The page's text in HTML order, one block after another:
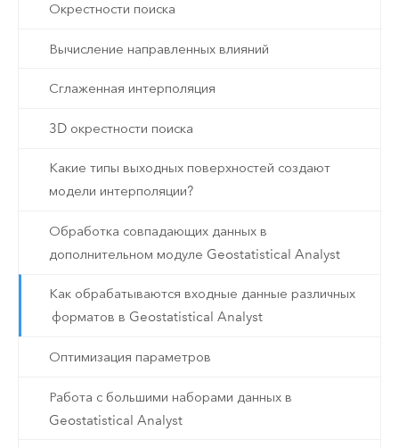
Окрестности поиска
Вычисление направленных влияний
Сглаженная интерполяция
3D окрестности поиска
Какие типы выходных поверхностей создают
модели интерполяции?
Обработка совпадающих данных в
дополнительном модуле Geostatistical Analyst
Как обрабатываются входные данные различных
форматов в Geostatistical Analyst
Оптимизация параметров
Работа с большими наборами данных в
Geostatistical Analyst